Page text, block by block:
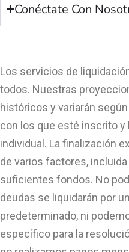
Conéctate Con
Los servicios de
todos. Nuestras
históricos y variarán
con los que esté inscrito
individual. La finalización
de varios factores,
suficientes fondos. No
deudas se liquidarán por
predeterminado, ni
específico para la